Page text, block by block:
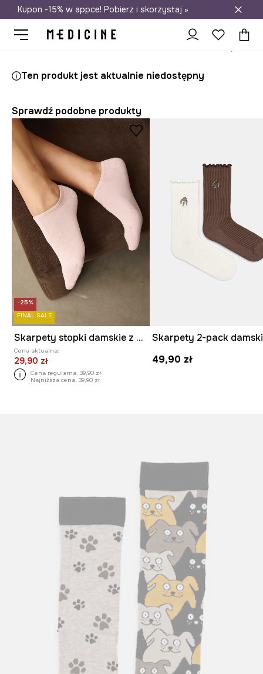
Darmowa dostawa do salonów
Kupon -15% w appce! Pobierz i skorzystaj »
Ten produkt jest aktualnie niedostępny
Sprawdź podobne produkty
-25%
FINAL SALE
Skarpety stopki damskie z bawełną gładkie 3-pack
Cena aktualna:
29,90 zł
Cena regularna: 39,90 zł
Najniższa cena: 39,90 zł
49,90 zł